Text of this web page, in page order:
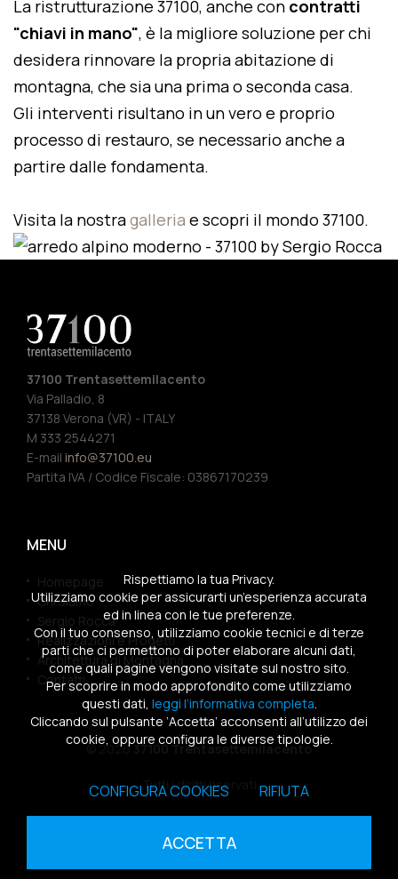
La ristrutturazione 37100, anche con contratti
"chiavi in mano", è la migliore soluzione per chi
desidera rinnovare la propria abitazione di
montagna, che sia una prima o seconda casa.
Gli interventi risultano in un vero e proprio
processo di restauro, se necessario anche a
partire dalle fondamenta.
Visita la nostragalleria e scopri il mondo 37100.
37100 Trentasettemilacento
Via Palladio, 8
37138 Verona (VR) - ITALY
M 333 2544271
E-mail info@37100.eu
Partita IVA / Codice Fiscale: 03867170239
MENU
Homepage
Chi siamo
Sergio Rocca
Realizzazioni e Progetti
Architettura di Montagna
Contatti
© 202637100 Trentasettemilacento
Tutti i diritti riservati
Sitemap|Privacy Policy|Cookies Policy
Rispettiamo la tua Privacy.
Utilizziamo cookie per assicurarti un’esperienza accurata
ed in linea con le tue preferenze.
Con il tuo consenso, utilizziamo cookie tecnici e di terze
parti che ci permettono di poter elaborare alcuni dati,
come quali pagine vengono visitate sul nostro sito.
Per scoprire in modo approfondito come utilizziamo
questi dati, leggi l’informativa completa.
Cliccando sul pulsante ‘Accetta’ acconsenti all’utilizzo dei
cookie, oppure configura le diverse tipologie.
CONFIGURA COOKIES RIFIUTA
ACCETTA